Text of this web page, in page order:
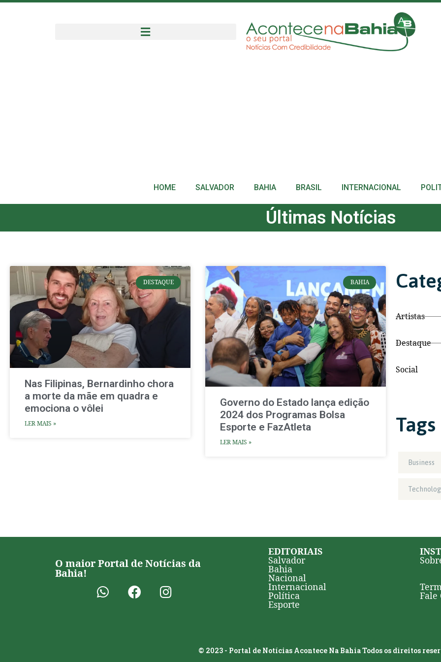
HOME SALVADOR BAHIA BRASIL INTERNACIONAL
Últimas Notícias
DESTAQUE
Nas Filipinas, Bernardinho chora
a morte da mãe em quadra e
emociona o vôlei
LER MAIS »
BAHIA
Governo do Estado lança edição
2024 dos Programas Bolsa
Esporte e FazAtleta
LER MAIS »
Artistas
Destaque
Social
Tags
Business
O maior Portal de Notícias da
Bahia!
EDITORIAIS
Salvador
Bahia
Nacional
Internacional
Política
Esporte
Fale
© 2023 - Portal de Notícias Acontece Na Bahia Todos os direitos